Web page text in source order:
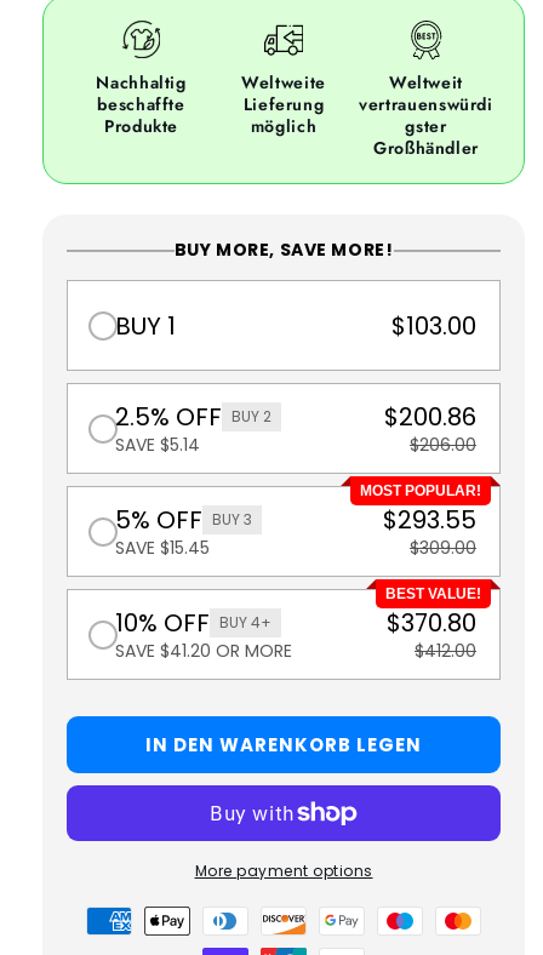
Nachhaltig
beschaffte
Produkte
Weltweite
Lieferung
möglich
Weltweit
vertrauenswürdi
gster
Großhändler
BUY MORE, SAVE MORE!
BUY 1 $103.00
2.5% OFF BUY 2
SAVE $5.14
$200.86
$206.00
MOST POPULAR!
5% OFF BUY 3
SAVE $15.45
$293.55
$309.00
BEST VALUE!
10% OFF BUY 4+
SAVE $41.20 OR MORE
$370.80
$412.00
IN DEN WARENKORB LEGEN
More payment options
Zahlungsmöglichkeiten